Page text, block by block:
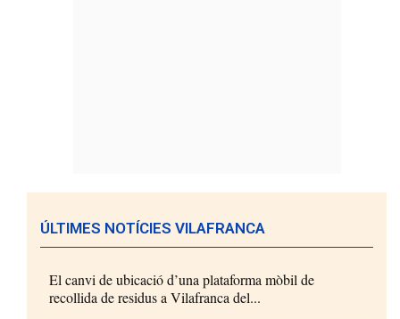
ÚLTIMES NOTÍCIES VILAFRANCA
El canvi de ubicació d’una plataforma mòbil de
recollida de residus a Vilafranca del...